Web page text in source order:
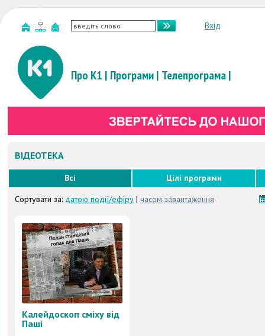
Вхід
Про К1 | Програми| Телепрограма|
ВІДЕОТЕКА
Всі
Цілі програми
Сортувати за: датою події/ефіру | часом завантаження
Калейдоскоп сміху від
Паші